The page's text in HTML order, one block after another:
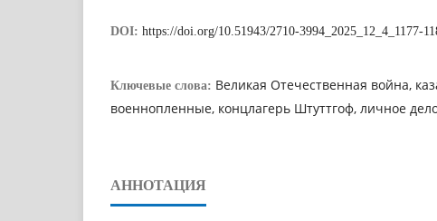
DOI: https://doi.org/10.51943/2710-3994_2025_12_4_1177-
Ключевые слова: Великая Отечественная война,
военнопленные, концлагерь Штуттгоф, личное
АННОТАЦИЯ